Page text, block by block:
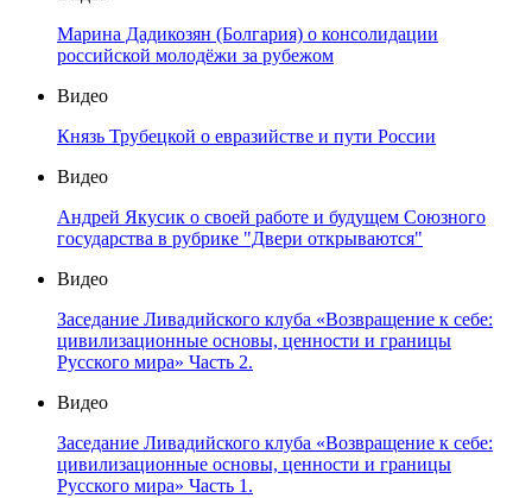
Марина Дадикозян (Болгария) о консолидации
российской молодёжи за рубежом
Видео
Князь Трубецкой о евразийстве и пути России
Видео
Андрей Якусик о своей работе и будущем Союзного
государства в рубрике "Двери открываются"
Видео
Заседание Ливадийского клуба «Возвращение к себе:
цивилизационные основы, ценности и границы
Русского мира» Часть 2.
Видео
Заседание Ливадийского клуба «Возвращение к себе:
цивилизационные основы, ценности и границы
Русского мира» Часть 1.